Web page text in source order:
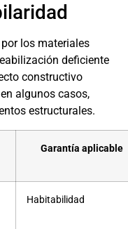
los materiales
deficiente
constructivo
algunos casos,
estructurales.
Garantía aplicable
Habitabilidad